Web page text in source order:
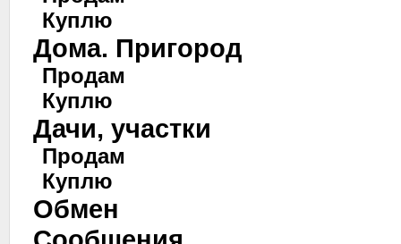
Куплю
Дома. Пригород
Продам
Куплю
Дачи, участки
Продам
Куплю
Обмен